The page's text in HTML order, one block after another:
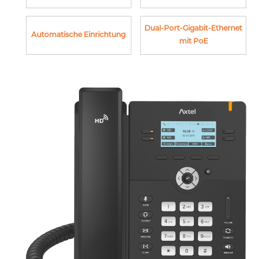
Automatische Einrichtung
Dual-Port-Gigabit-Ethernet
mit PoE